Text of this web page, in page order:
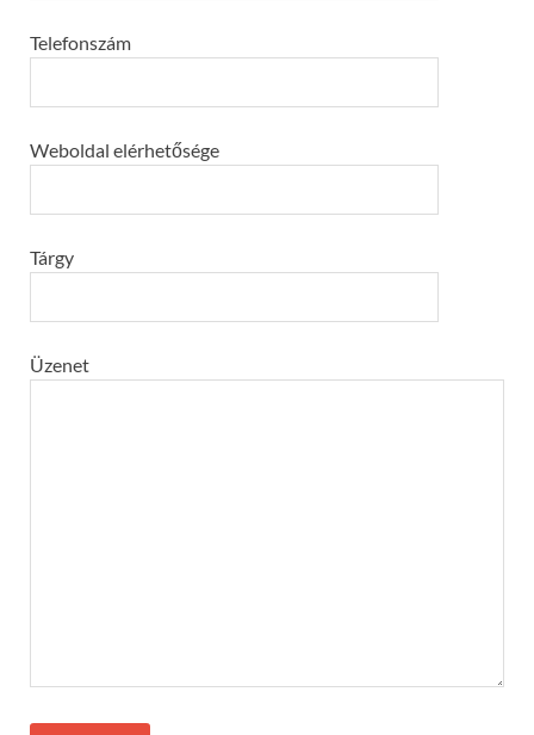
Telefonszám
Weboldal elérhetősége
Tárgy
Üzenet